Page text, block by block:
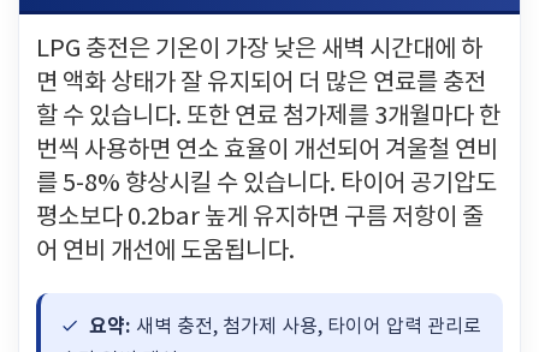
LPG 충전은 기온이 가장 낮은 새벽 시간대에 하
면 액화 상태가 잘 유지되어 더 많은 연료를 충전
할 수 있습니다. 또한 연료 첨가제를 3개월마다 한
번씩 사용하면 연소 효율이 개선되어 겨울철 연비
를 5-8% 향상시킬 수 있습니다. 타이어 공기압도
평소보다 0.2bar 높게 유지하면 구름 저항이 줄
어 연비 개선에 도움됩니다.
요약: 새벽 충전, 첨가제 사용, 타이어 압력 관리로